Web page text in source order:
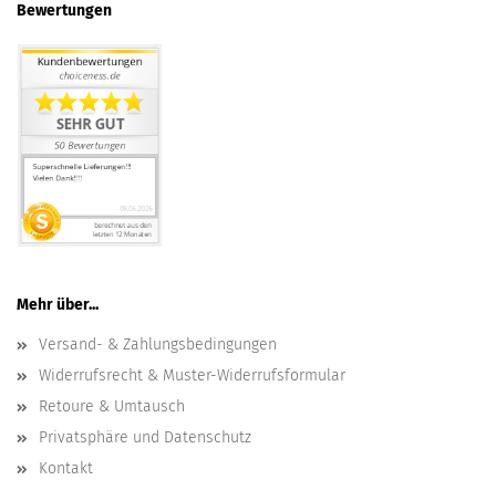
Bewertungen
Mehr über...
Versand- & Zahlungsbedingungen
Widerrufsrecht & Muster-Widerrufsformular
Retoure & Umtausch
Privatsphäre und Datenschutz
Kontakt